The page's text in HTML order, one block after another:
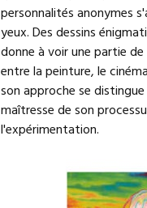
personnalités anonymes
yeux. Des dessins
donne à voir une partie
entre la peinture, le
son approche se
maîtresse de son
l'expérimentation.